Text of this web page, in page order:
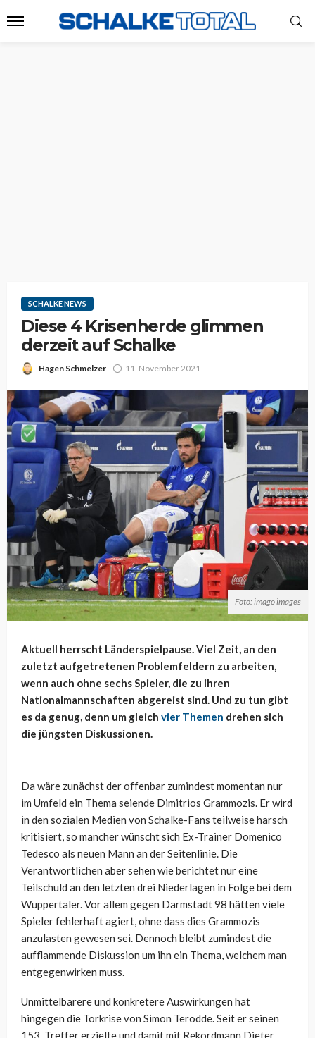
SCHALKE NEWS
Diese 4 Krisenherde glimmen
derzeit auf Schalke
Hagen Schmelzer 11. November 2021
Foto: imago images
Aktuell herrscht Länderspielpause. Viel Zeit, an den
zuletzt aufgetretenen Problemfeldern zu arbeiten,
wenn auch ohne sechs Spieler, die zu ihren
Nationalmannschaften abgereist sind. Und zu tun gibt
es da genug, denn um gleich vier Themen drehen sich
die jüngsten Diskussionen.
Da wäre zunächst der offenbar zumindest momentan nur
im Umfeld ein Thema seiende Dimitrios Grammozis. Er wird
in den sozialen Medien von Schalke-Fans teilweise harsch
kritisiert, so mancher wünscht sich Ex-Trainer Domenico
Tedesco als neuen Mann an der Seitenlinie. Die
Verantwortlichen aber sehen wie berichtet nur eine
Teilschuld an den letzten drei Niederlagen in Folge bei dem
Wuppertaler. Vor allem gegen Darmstadt 98 hätten viele
Spieler fehlerhaft agiert, ohne dass dies Grammozis
anzulasten gewesen sei. Dennoch bleibt zumindest die
aufflammende Diskussion um ihn ein Thema, welchem man
entgegenwirken muss.
Unmittelbarere und konkretere Auswirkungen hat
hingegen die Torkrise von Simon Terodde. Seit er seinen
153. Treffer erzielte und damit mit Rekordmann Dieter